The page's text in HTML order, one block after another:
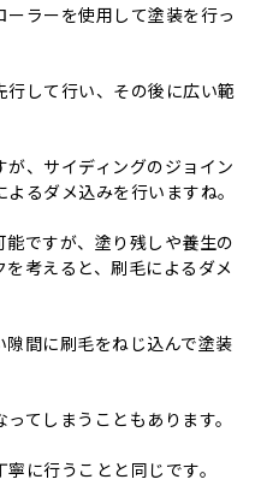
ラーを使用して塗装を行っ
して行い、その後に広い範
、サイディングのジョイン
るダメ込みを行いますね。
ですが、塗り残しや養生の
考えると、刷毛によるダメ
間に刷毛をねじ込んで塗装
てしまうこともあります。
に行うことと同じです。